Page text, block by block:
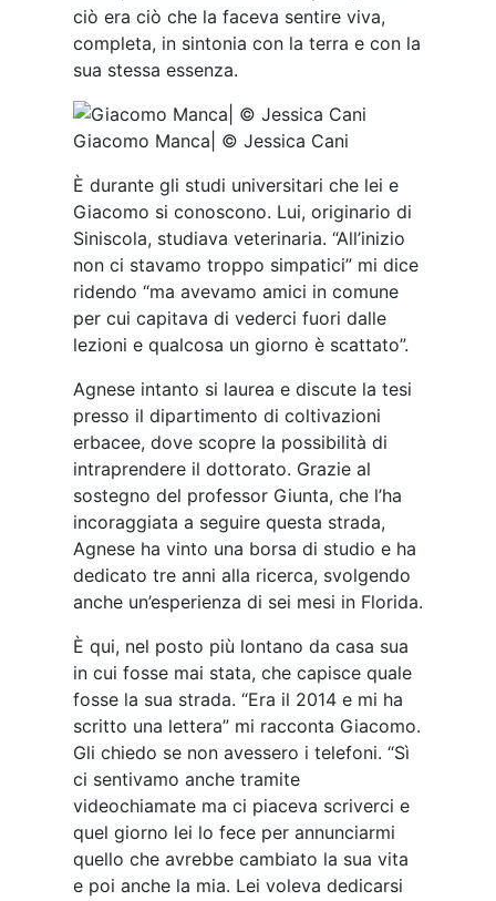
ciò era ciò che la faceva sentire viva,
completa, in sintonia con la terra e con la
sua stessa essenza.
Giacomo Manca| © Jessica Cani
È durante gli studi universitari che lei e
Giacomo si conoscono. Lui, originario di
Siniscola, studiava veterinaria. “All’inizio
non ci stavamo troppo simpatici” mi dice
ridendo “ma avevamo amici in comune
per cui capitava di vederci fuori dalle
lezioni e qualcosa un giorno è scattato”.
Agnese intanto si laurea e discute la tesi
presso il dipartimento di coltivazioni
erbacee, dove scopre la possibilità di
intraprendere il dottorato. Grazie al
sostegno del professor Giunta, che l’ha
incoraggiata a seguire questa strada,
Agnese ha vinto una borsa di studio e ha
dedicato tre anni alla ricerca, svolgendo
anche un’esperienza di sei mesi in Florida.
È qui, nel posto più lontano da casa sua
in cui fosse mai stata, che capisce quale
fosse la sua strada. “Era il 2014 e mi ha
scritto una lettera” mi racconta Giacomo.
Gli chiedo se non avessero i telefoni. “Sì
ci sentivamo anche tramite
videochiamate ma ci piaceva scriverci e
quel giorno lei lo fece per annunciarmi
quello che avrebbe cambiato la sua vita
e poi anche la mia. Lei voleva dedicarsi